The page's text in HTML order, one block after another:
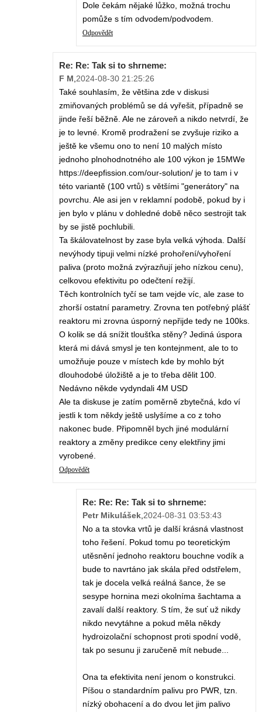
Dole čekám nějaké lůžko, možná trochu
pomůže s tím odvodem/podvodem.
Odpovědět
Re: Re: Tak si to shrneme:
F M 2024-08-30 21:25:26
Také souhlasím, že většina zde v diskusi
zmiňovaných problémů se dá vyřešit, případně se
jinde řeší běžně. Ale ne zároveň a nikdo netvrdí, že
je to levné. Kromě prodražení se zvyšuje riziko a
ještě ke všemu ono to není 10 malých místo
jednoho plnohodnotného ale 100 výkon je 15MWe
https://deepfission.com/our-solution/ je to tam i v
této variantě (100 vrtů) s většími "generátory" na
povrchu. Ale asi jen v reklamní podobě, pokud by i
jen bylo v plánu v dohledné době něco sestrojit tak
by se jistě pochlubili.
Ta škálovatelnost by zase byla velká výhoda. Další
nevýhody tipuji velmi nízké prohoření/vyhoření
paliva (proto možná zvýrazňují jeho nízkou cenu),
celkovou efektivitu po odečtení režijí.
Těch kontrolních tyčí se tam vejde víc, ale zase to
zhorší ostatní parametry. Zrovna ten potřebný plášť
reaktoru mi zrovna úsporný nepřijde tedy ne 100ks.
O kolik se dá snížit tloušťka stěny? Jediná úspora
která mi dává smysl je ten kontejnment, ale to to
umožňuje pouze v místech kde by mohlo být
dlouhodobé úložiště a je to třeba dělit 100.
Nedávno někde vydyndali 4M USD
Ale ta diskuse je zatím poměrně zbytečná, kdo ví
jestli k tom někdy ještě uslyšíme a co z toho
nakonec bude. Připomněl bych jiné modulární
reaktory a změny predikce ceny elektřiny jimi
vyrobené.
Odpovědět
Re: Re: Re: Tak si to shrneme:
Petr Mikulášek 2024-08-31 03:53:43
No a ta stovka vrtů je další krásná vlastnost
toho řešení. Pokud tomu po teoretickým
utěsnění jednoho reaktoru bouchne vodík a
bude to navrtáno jak skála před odstřelem,
tak je docela velká reálná šance, že se
sesype hornina mezi okolníma šachtama a
zavalí další reaktory. S tím, že suť už nikdy
nikdo nevytáhne a pokud měla někdy
hydroizolační schopnost proti spodní vodě,
tak po sesunu ji zaručeně mít nebude...
Ona ta efektivita není jenom o konstrukci.
Píšou o standardním palivu pro PWR, tzn.
nízký obohacení a do dvou let jim palivo